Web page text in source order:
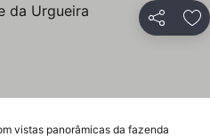
Partilhar
vistas panorâmicas da fazenda